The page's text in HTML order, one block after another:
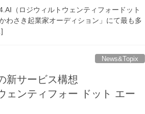
（ロジウィルトウェンティフォードット
わさき起業家オーディション」にて最も多
News&Topix
新サービス構想
ェンティフォー ドット エー